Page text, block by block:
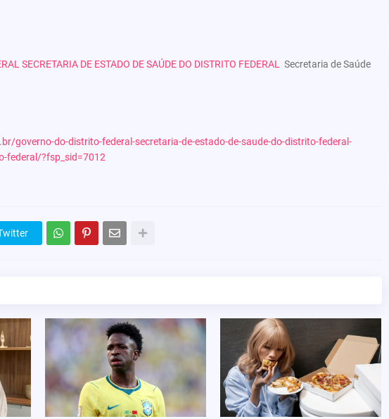
SECRETARIA DE ESTADO DE SAÚDE DO DISTRITO FEDERAL
Secretaria de Saúde
governo-do-distrito-federal-secretaria-de-estado-de-saude-do-distrito-federal-
federal/?fsp_sid=7012